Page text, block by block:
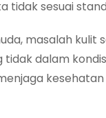
tidak sesuai
masalah
dalam